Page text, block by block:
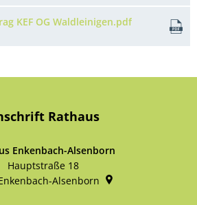
KEF OG Waldleinigen.pdf
Rathaus
Enkenbach-Alsenborn
Hauptstraße 18
Alsenborn